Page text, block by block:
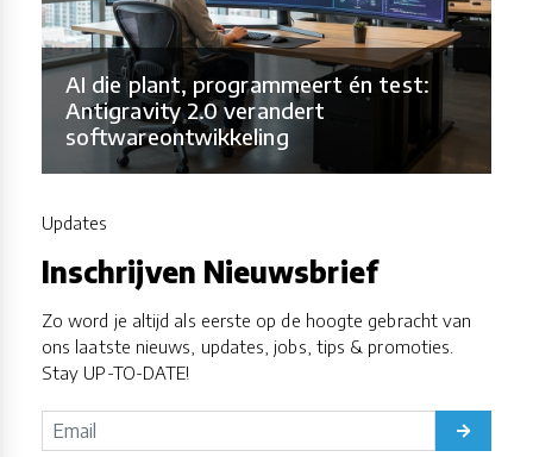
AI die plant, programmeert én test:
Antigravity 2.0 verandert
softwareontwikkeling
Updates
Inschrijven Nieuwsbrief
Zo word je altijd als eerste op de hoogte gebracht van
ons laatste nieuws, updates, jobs, tips & promoties.
Stay UP-TO-DATE!